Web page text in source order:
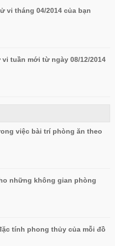
vi tháng 04/2014 của bạn
tuần mới từ ngày 08/12/2014
việc bài trí phòng ăn theo
những không gian phòng
tính phong thủy của mỗi đồ